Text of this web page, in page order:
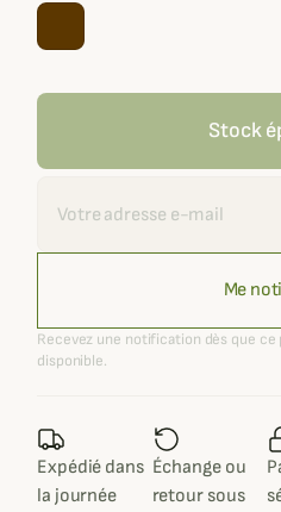
Stock
Me
Recevez une notification dès que
disponible.
Expédié dans
la journée
Échange ou
retour sous